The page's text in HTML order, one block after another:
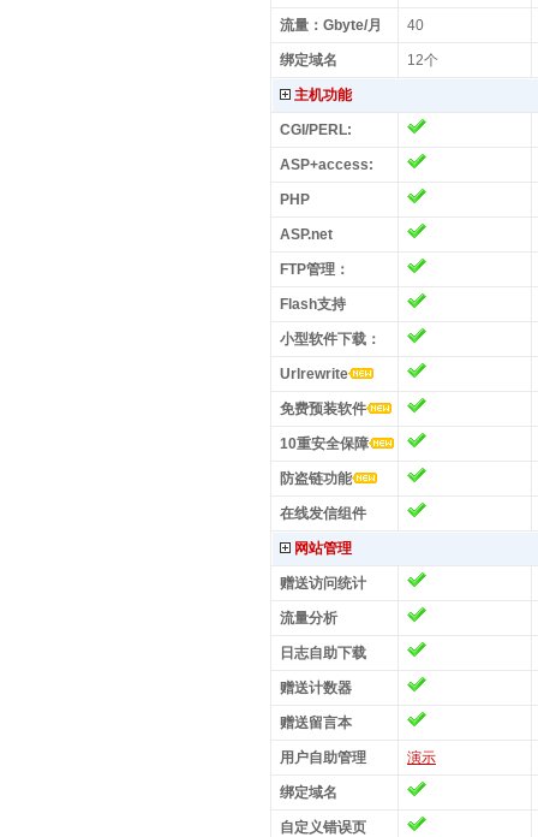
流量：Gbyte/月 40
绑定域名 12个
主机功能
CGI/PERL:
ASP+access:
PHP
ASP.net
FTP管理：
Flash支持
小型软件下载：
Urlrewrite
免费预装软件
10重安全保障
防盗链功能
在线发信组件
网站管理
赠送访问统计
流量分析
日志自助下载
赠送计数器
赠送留言本
用户自助管理 演示
绑定域名
自定义错误页